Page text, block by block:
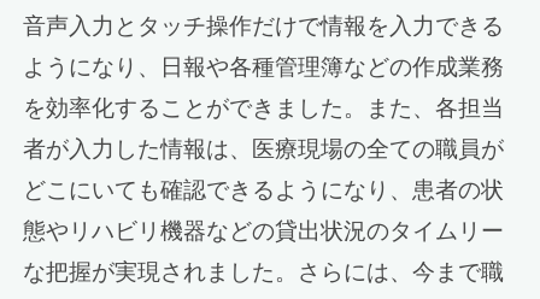
音声入力とタッチ操作だけで情報を入力できる
ようになり、日報や各種管理簿などの作成業務
を効率化することができました。また、各担当
者が入力した情報は、医療現場の全ての職員が
どこにいても確認できるようになり、患者の状
態やリハビリ機器などの貸出状況のタイムリー
な把握が実現されました。さらには、今まで職